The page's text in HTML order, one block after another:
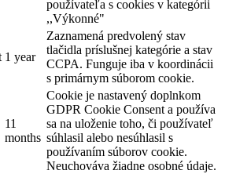
používateľa s cookies v kategórii
,,Výkonné"
1 year
Zaznamená predvolený stav
tlačidla príslušnej kategórie a stav
CCPA. Funguje iba v koordinácii
s primárnym súborom cookie.
11
months
Cookie je nastavený doplnkom
GDPR Cookie Consent a používa
sa na uloženie toho, či používateľ
súhlasil alebo nesúhlasil s
používaním súborov cookie.
Neuchováva žiadne osobné údaje.